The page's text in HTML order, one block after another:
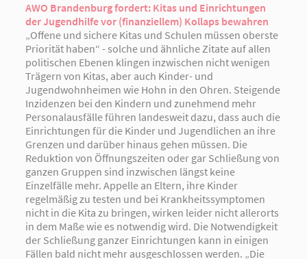
AWO Brandenburg fordert: Kitas und Einrichtungen
der Jugendhilfe vor (finanziellem) Kollaps bewahren
„Offene und sichere Kitas und Schulen müssen oberste
Priorität haben“ - solche und ähnliche Zitate auf allen
politischen Ebenen klingen inzwischen nicht wenigen
Trägern von Kitas, aber auch Kinder- und
Jugendwohnheimen wie Hohn in den Ohren. Steigende
Inzidenzen bei den Kindern und zunehmend mehr
Personalausfälle führen landesweit dazu, dass auch die
Einrichtungen für die Kinder und Jugendlichen an ihre
Grenzen und darüber hinaus gehen müssen. Die
Reduktion von Öffnungszeiten oder gar Schließung von
ganzen Gruppen sind inzwischen längst keine
Einzelfälle mehr. Appelle an Eltern, ihre Kinder
regelmäßig zu testen und bei Krankheitssymptomen
nicht in die Kita zu bringen, wirken leider nicht allerorts
in dem Maße wie es notwendig wird. Die Notwendigkeit
der Schließung ganzer Einrichtungen kann in einigen
Fällen bald nicht mehr ausgeschlossen werden. „Die